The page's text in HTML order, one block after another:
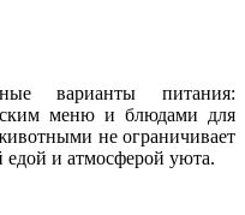
варианты питания:
меню и блюдами для
не ограничивает
едой и атмосферой уюта.